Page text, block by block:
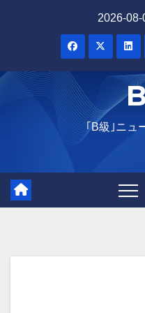
2026-08-
｢B級｣ニュ